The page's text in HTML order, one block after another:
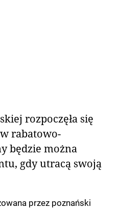
rozpoczęła się
rabatowo-
będzie można
gdy utracą swoją
przez poznański